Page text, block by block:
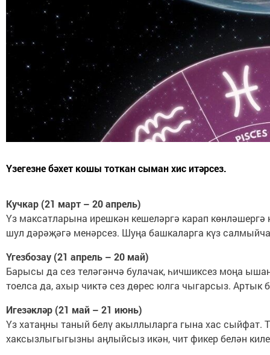
Үзегезне бәхет кошы тоткан сыман хис итәрсез.
Кучкар (21 март – 20 апрель)
Үз максатларына ирешкән кешеләргә карап
шул дәрәҗәгә менәрсез. Шуңа башкаларга күз
Үгезбозау (21 апрель – 20 май)
Барысы да сез теләгәнчә булачак, һичшиксез моңа
тоелса да, ахыр чиктә сез дөрес юлга чыгарсыз. Артык
Игезәкләр (21 май – 21 июнь)
Үз хатаңны таный белү акыллыларга гына хас сыйфат.
хаксызлыгыгызны аңлыйсыз икән, чит фикер белән